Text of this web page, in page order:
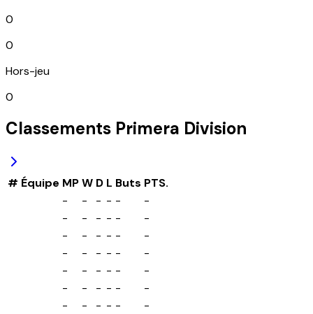
0
0
Hors-jeu
0
Classements Primera Division
# Équipe MPW D L Buts PTS.
-
- - - -
-
-
- - - -
-
-
- - - -
-
-
- - - -
-
-
- - - -
-
-
- - - -
-
-
- - - -
-